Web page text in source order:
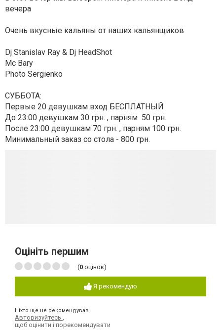
вечера
Очень вкусные кальяны от наших кальянщиков
Dj Stanislav Ray & Dj HeadShot
Mc Bary
Photo Sergienko
СУББОТА:
Первые 20 девушкам вход БЕСПЛАТНЫЙ
До 23:00 девушкам 30 грн. , парням 50 грн.
После 23:00 девушкам 70 грн. , парням 100 грн.
Минимальный заказ со стола - 800 грн.
Оцініть першим
(0 оцінок)
Я рекомендую
Ніхто ще не рекомендував
Авторизуйтесь ,
щоб оцінити і порекомендувати